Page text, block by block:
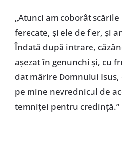
„Atunci am coborât
ferecate, și ele de fier, și
Îndată după intrare,
așezat în genunchi și, cu
dat mărire Domnului
pe mine nevrednicul de
temniței pentru credință.”